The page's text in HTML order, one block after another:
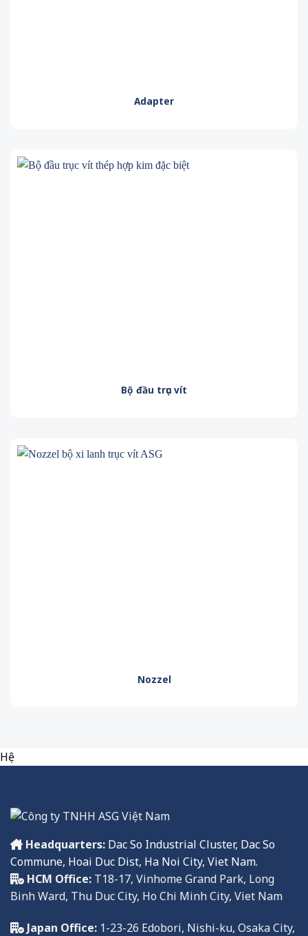
Adapter
Bộ đầu trục vít
Nozzel
Hệ
Headquarters: Dac So Industrial Cluster, Dac So
Commune, Hoai Duc Dist, Ha Noi City, Viet Nam.
HCM Office: T18-17, Vinhome Grand Park, Long
Binh Ward, Thu Duc City, Ho Chi Minh City, Viet Nam
Japan Office: 1-23-26 Edobori, Nishi-ku, Osaka City,